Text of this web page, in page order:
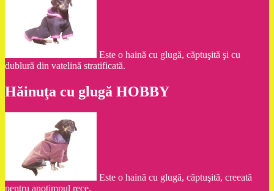
Este o haină cu glugă, căptuşită şi cu
dublură din vatelină stratificată.
Hăinuţa cu glugă HOBBY
Este o haină cu glugă, căptuşită, creeată
pentru anotimpul rece.